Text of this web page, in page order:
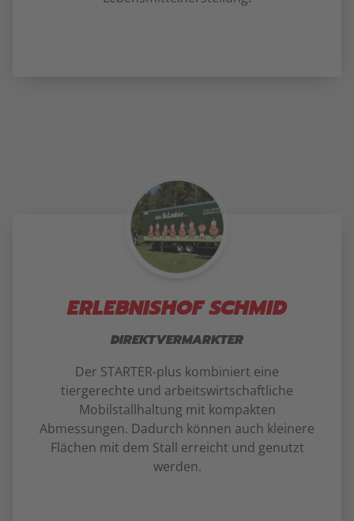
ERLEBNISHOF SCHMID
DIREKTVERMARKTER
Der STARTER-plus kombiniert eine
tiergerechte und arbeitswirtschaftliche
Mobilstallhaltung mit kompakten
Abmessungen. Dadurch können auch kleinere
Flächen mit dem Stall erreicht und genutzt
werden.